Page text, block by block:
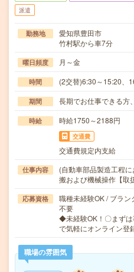
派遣
勤務地
愛知県豊田市
竹村駅から車7分
曜日頻度 月～金
時間 (2交替)6:30～15:20、
期間 長期でお仕事できる方
時給 時給1750～2188円
交通費
交通費規定内支給
仕事内容
(自動車部品製造工程
搬および機械操作【
応募資格
職種未経験OK / ブラン
不要
◆未経験OK！〇まず
で気軽にオンライン
職場の雰囲気